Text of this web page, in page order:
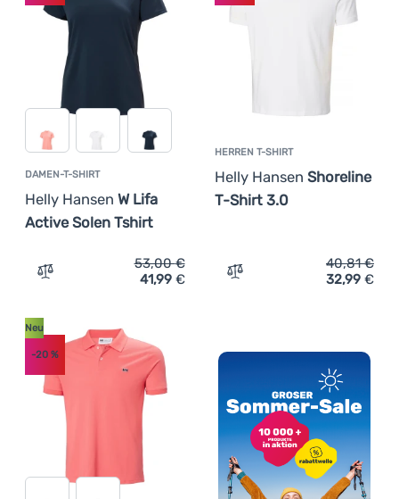
Anmelden /
Registrieren
DAMEN-T-SHIRT
Helly Hansen W Lifa
Active Solen Tshirt
Zum Vergleich 'Damen-T-Shirt Helly Hansen W Lifa
53,00€
41,99 €
HERREN T-SHIRT
Helly Hansen Shoreline
T-Shirt 3.0
Zum Vergleich 'Herren T-
40,81€
32,99 €
Neu
-20 %